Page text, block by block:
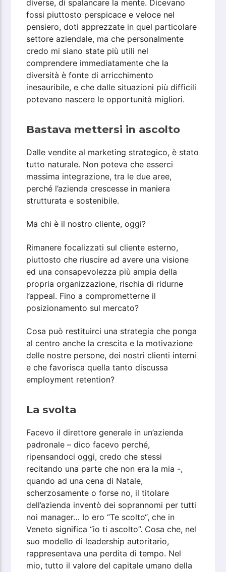
diverse, di spalancare la mente. Dicevano
fossi piuttosto perspicace e veloce nel
pensiero, doti apprezzate in quel particolare
settore aziendale, ma che personalmente
credo mi siano state più utili nel
comprendere immediatamente che la
diversità è fonte di arricchimento
inesauribile, e che dalle situazioni più difficili
potevano nascere le opportunità migliori.
Bastava mettersi in ascolto
Dalle vendite al marketing strategico, è stato
tutto naturale. Non poteva che esserci
massima integrazione, tra le due aree,
perché l’azienda crescesse in maniera
strutturata e sostenibile.
Ma chi è il nostro cliente, oggi?
Rimanere focalizzati sul cliente esterno,
piuttosto che riuscire ad avere una visione
ed una consapevolezza più ampia della
propria organizzazione, rischia di ridurne
l’appeal. Fino a comprometterne il
posizionamento sul mercato?
Cosa può restituirci una strategia che ponga
al centro anche la crescita e la motivazione
delle nostre persone, dei nostri clienti interni
e che favorisca quella tanto discussa
employment retention?
La svolta
Facevo il direttore generale in un’azienda
padronale – dico facevo perché,
ripensandoci oggi, credo che stessi
recitando una parte che non era la mia -,
quando ad una cena di Natale,
scherzosamente o forse no, il titolare
dell’azienda inventò dei soprannomi per tutti
noi manager… Io ero “Te scolto“, che in
Veneto significa “io ti ascolto”. Cosa che, nel
suo modello di leadership autoritario,
rappresentava una perdita di tempo. Nel
mio, tutto il valore del capitale umano della